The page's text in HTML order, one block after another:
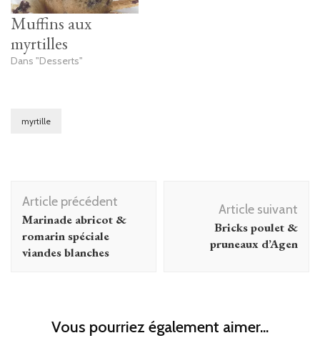
Muffins aux
myrtilles
Dans "Desserts"
myrtille
Navigation
d'article
Article précédent
Marinade abricot &
romarin spéciale
viandes blanches
Article suivant
Bricks poulet &
pruneaux d’Agen
Vous pourriez également aimer...